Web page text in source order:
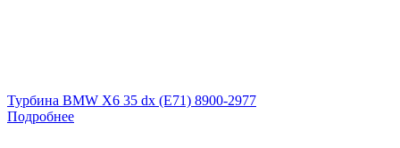
Турбина BMW X6 35 dx (E71) 8900-2977
Подробнее